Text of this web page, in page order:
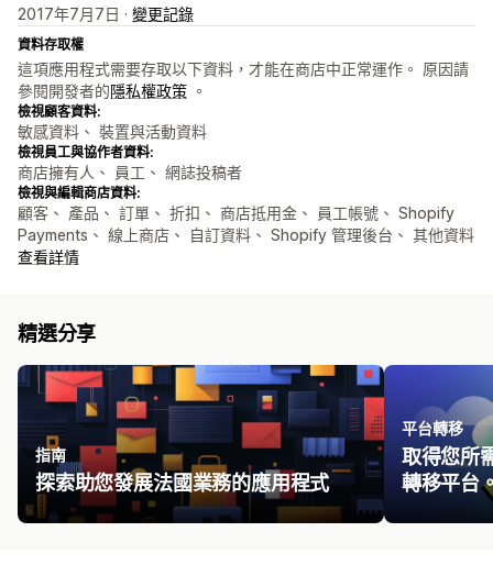
2017年7月7日 · 變更記錄
資料存取權
這項應用程式需要存取以下資料，才能在商店中正常運作。 原因請
參閱開發者的隱私權政策 。
檢視顧客資料:
敏感資料、 裝置與活動資料
檢視員工與協作者資料:
商店擁有人、 員工、 網誌投稿者
檢視與編輯商店資料:
顧客、 產品、 訂單、 折扣、 商店抵用金、 員工帳號、 Shopify
Payments、 線上商店、 自訂資料、 Shopify 管理後台、 其他資料
查看詳情
精選分享
指南
探索助您發展法國業務的應用程式
平台轉移
取得您所
轉移平台